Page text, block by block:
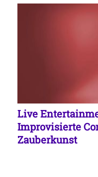
Live
Improvisierte
Zauberkunst